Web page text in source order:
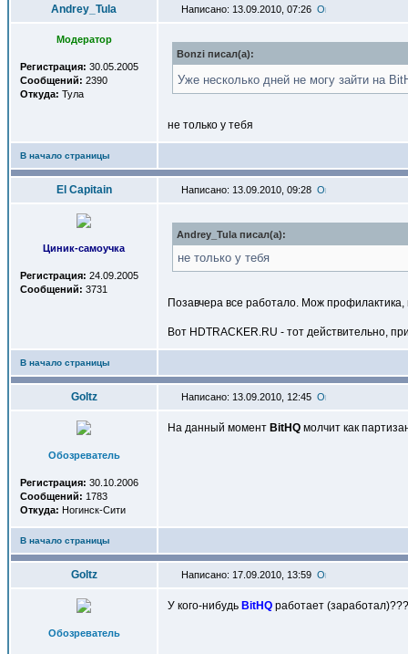
Andrey_Tula Написано: 13.09.2010, 07:26
Модератор
Регистрация: 30.05.2005
Сообщений: 2390
Откуда: Тула
Bonzi писал(a):
Уже несколько дней не могу зайти на
не только у тебя
В начало страницы
El Capitain Написано: 13.09.2010, 09:28
Циник-самоучка
Регистрация: 24.09.2005
Сообщений: 3731
Andrey_Tula писал(a):
не только у тебя
Позавчера все работало. Мож профилактика,
Вот HDTRACKER.RU - тот действительно,
В начало страницы
Goltz Написано: 13.09.2010, 12:45
Обозреватель
Регистрация: 30.10.2006
Сообщений: 1783
Откуда: Ногинск-Сити
На данный момент BitHQ молчит как
В начало страницы
Goltz Написано: 17.09.2010, 13:59
Обозреватель
У кого-нибудь BitHQ работает (заработал)???